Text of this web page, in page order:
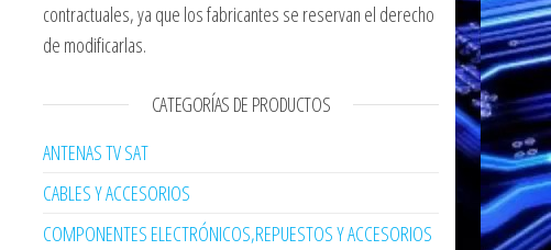
contractuales, ya que los fabricantes se reservan el derecho
de modificarlas.
CATEGORÍAS DE PRODUCTOS
ANTENAS TV SAT
CABLES Y ACCESORIOS
COMPONENTES ELECTRÓNICOS,REPUESTOS Y ACCESORIOS